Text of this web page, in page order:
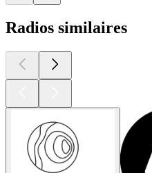
Radios similaires